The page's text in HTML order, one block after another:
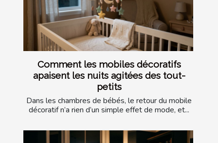
Comment les mobiles décoratifs
apaisent les nuits agitées des tout-
petits
Dans les chambres de bébés, le retour du mobile
décoratif n’a rien d’un simple effet de mode, et...